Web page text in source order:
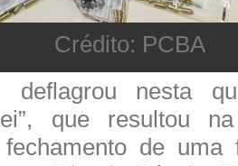
Crédito: PCBA
nesta
que resultou
de uma